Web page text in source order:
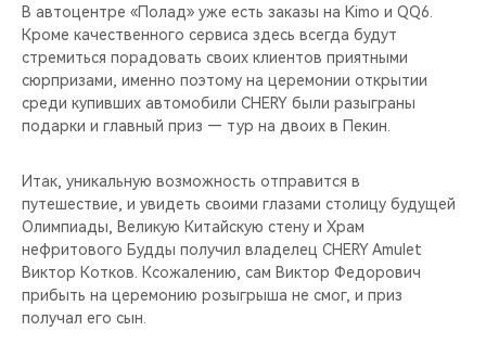
В автоцентре «Полад» уже есть заказы на Kimo и QQ6.
Кроме качественного сервиса здесь всегда будут
стремиться порадовать своих клиентов приятными
сюрпризами, именно поэтому на церемонии открытии
среди купивших автомобили CHERY были разыграны
подарки и главный приз — тур на двоих в Пекин.
Итак, уникальную возможность отправится в
путешествие, и увидеть своими глазами столицу будущей
Олимпиады, Великую Китайскую стену и Храм
нефритового Будды получил владелец CHERY Amulet
Виктор Котков. Ксожалению, сам Виктор Федорович
прибыть на церемонию розыгрыша не смог, и приз
получал его сын.